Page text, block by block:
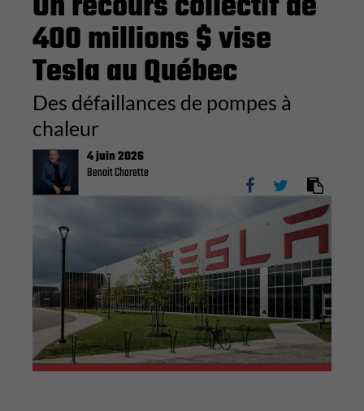
400 millions $ vise
Tesla au Québec
Des défaillances de pompes à
chaleur
4 juin 2026
Benoit Charette